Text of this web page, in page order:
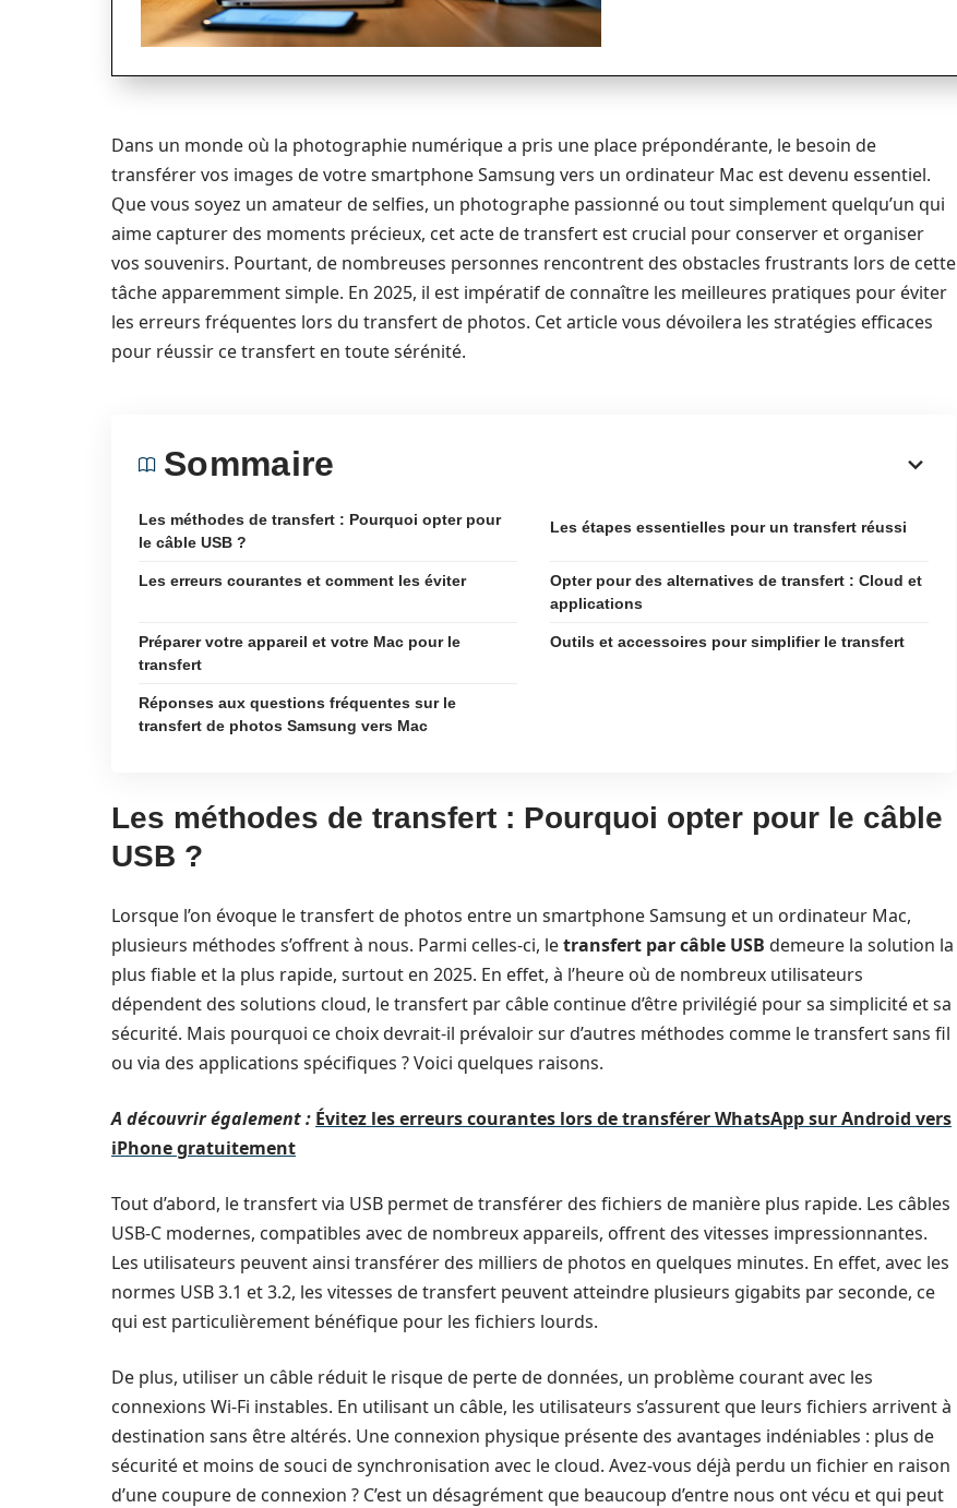
Dans un monde où la photographie numérique a pris une place prépondérante, le besoin de
transférer vos images de votre smartphone Samsung vers un ordinateur Mac est devenu essentiel.
Que vous soyez un amateur de selfies, un photographe passionné ou tout simplement quelqu’un qui
aime capturer des moments précieux, cet acte de transfert est crucial pour conserver et organiser
vos souvenirs. Pourtant, de nombreuses personnes rencontrent des obstacles frustrants lors de cette
tâche apparemment simple. En 2025, il est impératif de connaître les meilleures pratiques pour éviter
les erreurs fréquentes lors du transfert de photos. Cet article vous dévoilera les stratégies efficaces
pour réussir ce transfert en toute sérénité.
Sommaire
Les méthodes de transfert : Pourquoi opter pour
le câble USB ?
Les étapes essentielles pour un transfert réussi
Les erreurs courantes et comment les éviter
Opter pour des alternatives de transfert : Cloud et
applications
Préparer votre appareil et votre Mac pour le
transfert
Outils et accessoires pour simplifier le transfert
Réponses aux questions fréquentes sur le
transfert de photos Samsung vers Mac
Les méthodes de transfert : Pourquoi opter pour le câble
USB ?
Lorsque l’on évoque le transfert de photos entre un smartphone Samsung et un ordinateur Mac,
plusieurs méthodes s’offrent à nous. Parmi celles-ci, letransfert par câble USB demeure la solution la
plus fiable et la plus rapide, surtout en 2025. En effet, à l’heure où de nombreux utilisateurs
dépendent des solutions cloud, le transfert par câble continue d’être privilégié pour sa simplicité et sa
sécurité. Mais pourquoi ce choix devrait-il prévaloir sur d’autres méthodes comme le transfert sans fil
ou via des applications spécifiques ? Voici quelques raisons.
A découvrir également : Évitez les erreurs courantes lors de transférer WhatsApp sur Android vers
iPhone gratuitement
Tout d’abord, le transfert via USB permet de transférer des fichiers de manière plus rapide. Les câbles
USB-C modernes, compatibles avec de nombreux appareils, offrent des vitesses impressionnantes.
Les utilisateurs peuvent ainsi transférer des milliers de photos en quelques minutes. En effet, avec les
normes USB 3.1 et 3.2, les vitesses de transfert peuvent atteindre plusieurs gigabits par seconde, ce
qui est particulièrement bénéfique pour les fichiers lourds.
De plus, utiliser un câble réduit le risque de perte de données, un problème courant avec les
connexions Wi-Fi instables. En utilisant un câble, les utilisateurs s’assurent que leurs fichiers arrivent à
destination sans être altérés. Une connexion physique présente des avantages indéniables : plus de
sécurité et moins de souci de synchronisation avec le cloud. Avez-vous déjà perdu un fichier en raison
d’une coupure de connexion ? C’est un désagrément que beaucoup d’entre nous ont vécu et qui peut